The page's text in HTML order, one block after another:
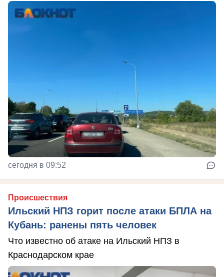
сегодня в 09:52
Происшествия
Ильский НПЗ горит после атаки БПЛА на
Кубань: ранены пять человек
Что известно об атаке на Ильский НПЗ в
Краснодарском крае